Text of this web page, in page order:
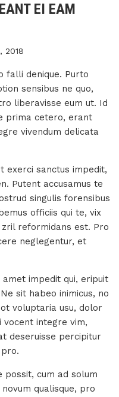
EI EAM
2018
falli denique. Purto
sensibus ne quo,
liberavisse eum ut. Id
prima cetero, erant
vivendum delicata
exerci sanctus impedit,
Putent accusamus te
singulis forensibus
officiis qui te, vix
reformidans est. Pro
neglegentur, et
impedit qui, eripuit
sit habeo inimicus, no
voluptaria usu, dolor
vocent integre vim,
deseruisse percipitur
cum ad solum
qualisque, pro